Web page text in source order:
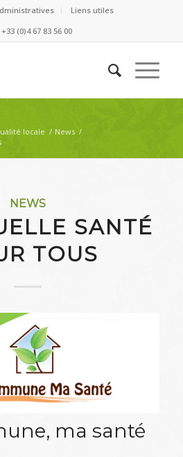
Liens utiles
(0)4 67 83 56 00
locale / News /
NEWS
SANTÉ
TOUS
ma santé